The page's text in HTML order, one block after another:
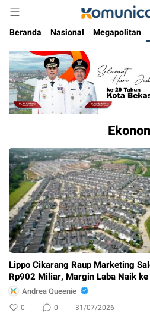
Komunica
Media Informasi
Beranda
Nasional Megapolitan
Lippo Cikarang Raup Marketing
Rp902 Miliar, Margin Laba Naik ke
Andrea Queenie
0 0 31/07/2026